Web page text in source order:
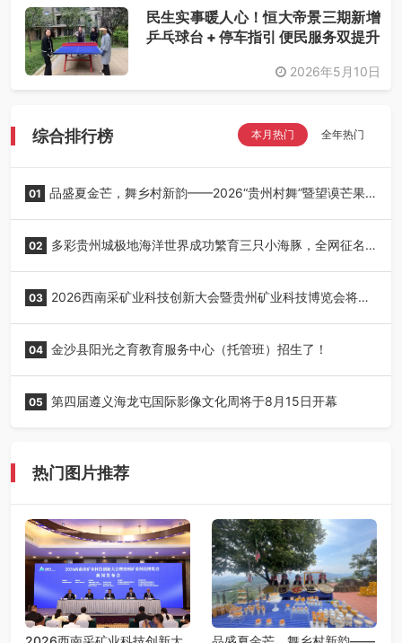
民生实事暖人心！恒大帝景三期新增
乒乓球台 + 停车指引 便民服务双提升
2026年5月10日
综合排行榜 本月热门 全年热门
01 品盛夏金芒，舞乡村新韵——2026“贵州村舞”暨望谟芒果
02 多彩贵州城极地海洋世界成功繁育三只小海豚，全网征名
03 2026西南采矿业科技创新大会暨贵州矿业科技博览会将在
04 金沙县阳光之育教育服务中心（托管班）招生了！
05 第四届遵义海龙屯国际影像文化周将于8月15日开幕
热门图片推荐